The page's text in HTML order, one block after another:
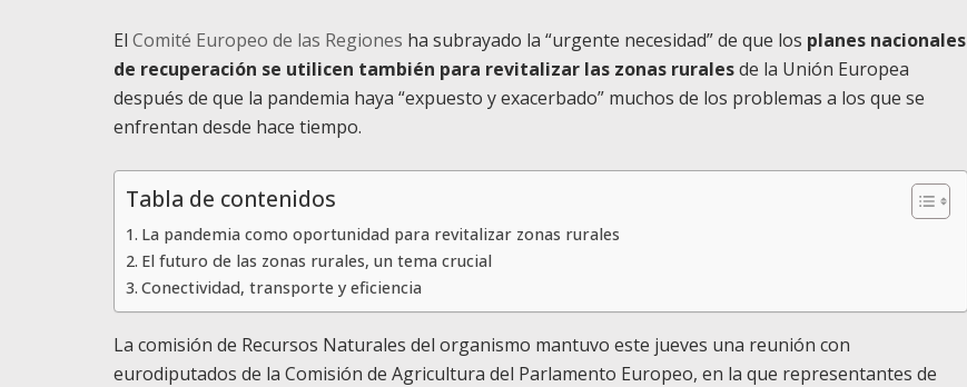
El Comité Europeo de las Regiones ha subrayado la “urgente necesidad” de que los planes nacionales
de recuperación se utilicen también para revitalizar las zonas ruralesde la Unión Europea
después de que la pandemia haya “expuesto y exacerbado” muchos de los problemas a los que se
enfrentan desde hace tiempo.
Tabla de contenidos
La pandemia como oportunidad para revitalizar zonas rurales
El futuro de las zonas rurales, un tema crucial
Conectividad, transporte y eficiencia
La comisión de Recursos Naturales del organismo mantuvo este jueves una reunión con
eurodiputados de la Comisión de Agricultura del Parlamento Europeo, en la que representantes de